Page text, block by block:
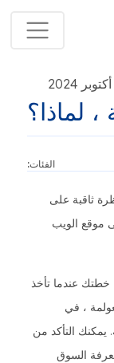
، لماذا؟
الفئات:
ثاقبة على
موقع الويب
عندما تأخذ
، في
يمكنك التأكد من
السوق